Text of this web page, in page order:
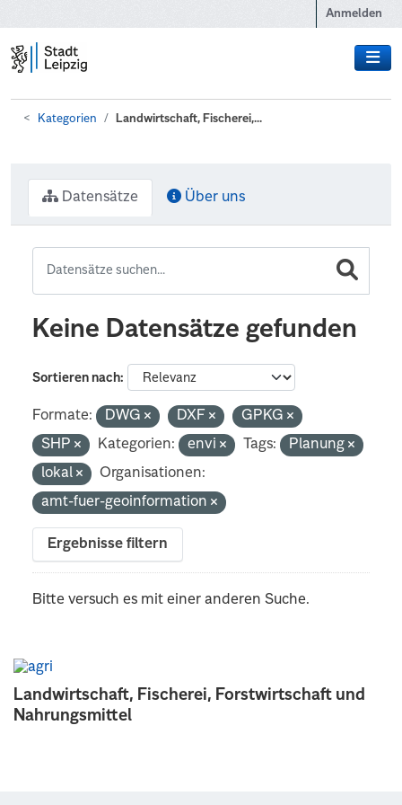
Anmelden
Kategorien Landwirtschaft, Fischerei,...
Landwirtschaft, Fischerei, Forstwirtschaft und
Nahrungsmittel
Datensätze Über uns
Keine Datensätze gefunden
Sortieren nach
Formate: DWG DXF
GPKG
SHP
Kategorien: envi Tags:
Planung
lokal
Organisationen:
amt-fuer-geoinformation
Ergebnisse filtern
Bitte versuch es mit einer anderen Suche.